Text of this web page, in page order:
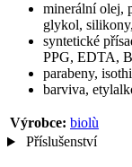
minerální olej,
glykol,
syntetické
PPG, EDTA,
parabeny,
barviva,
Výrobce: biolù
Příslušenství